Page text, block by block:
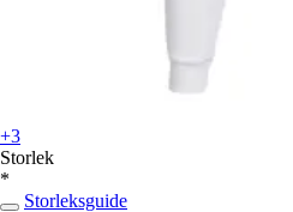
+3
Storlek
*
Storleksguide